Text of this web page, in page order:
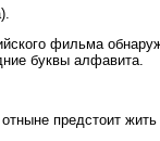
фильма
буквы алфавита.
предстоит